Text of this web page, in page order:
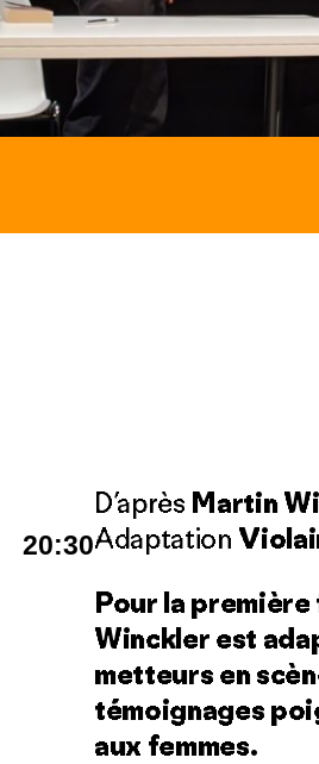
20:30
D’après Martin
Adaptation
Pour la
Winckler est
metteurs en
témoignages
aux femmes.